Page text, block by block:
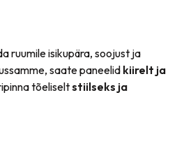
ruumile isikupära, soojust ja
saate paneelid kiirelt ja
tõeliseltstiilseks ja